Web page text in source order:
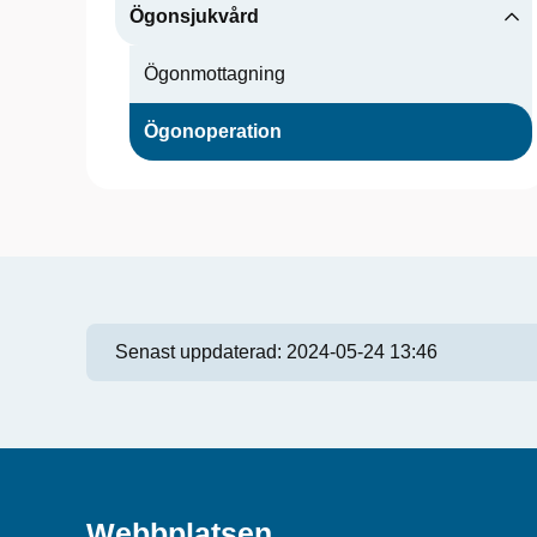
Ögonsjukvård
Ögonmottagning
Ögonoperation
Senast uppdaterad: 2024-05-24 13:46